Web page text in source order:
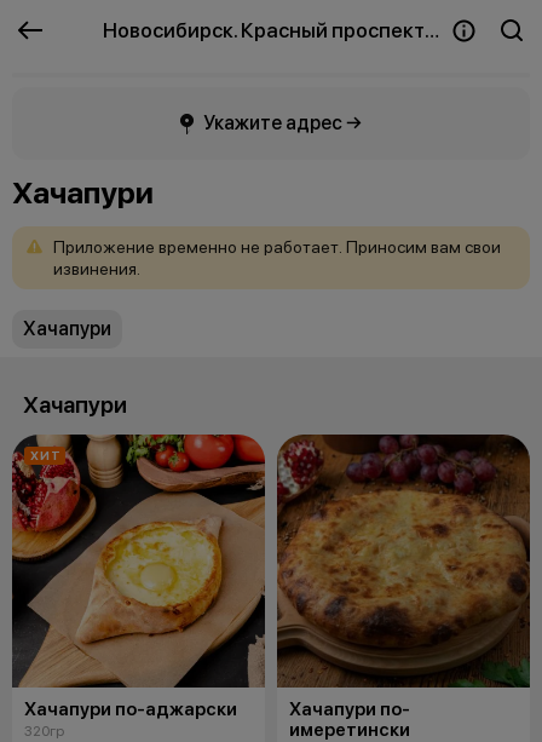
Новосибирск. Красный проспект
Укажите адрес →
Хачапури
Приложение временно не работает. Приносим вам свои
извинения.
Хачапури
Хачапури
ХИТ
Хачапури по-аджарски
320гр
Хачапури по-
имеретински